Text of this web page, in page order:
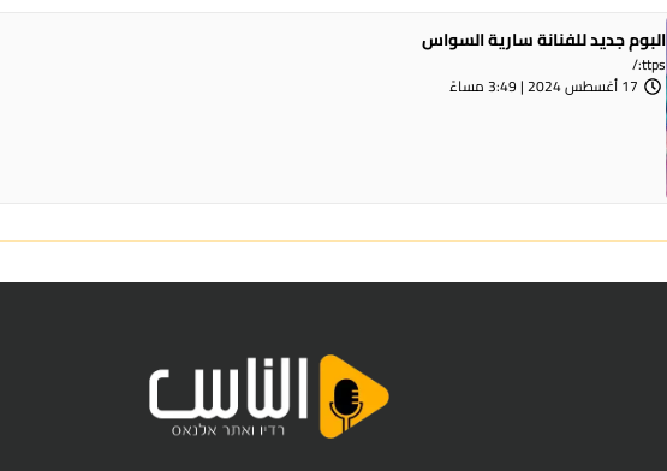
البوم جديد للفنانة سارية السواس
ttps:/
17 أغسطس 2024 | 3:49 مساءً